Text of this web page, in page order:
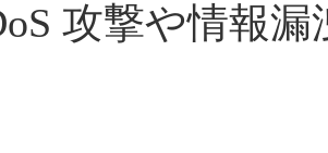
攻撃や情報